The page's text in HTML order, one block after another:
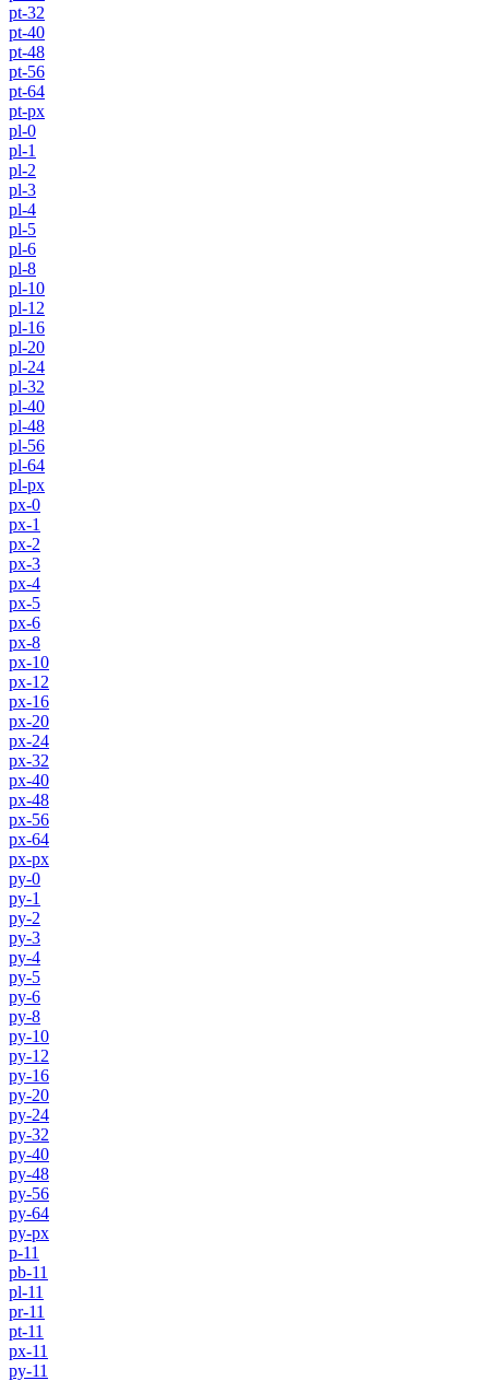
pt-32
pt-40
pt-48
pt-56
pt-64
pt-px
pl-0
pl-1
pl-2
pl-3
pl-4
pl-5
pl-6
pl-8
pl-10
pl-12
pl-16
pl-20
pl-24
pl-32
pl-40
pl-48
pl-56
pl-64
pl-px
px-0
px-1
px-2
px-3
px-4
px-5
px-6
px-8
px-10
px-12
px-16
px-20
px-24
px-32
px-40
px-48
px-56
px-64
px-px
py-0
py-1
py-2
py-3
py-4
py-5
py-6
py-8
py-10
py-12
py-16
py-20
py-24
py-32
py-40
py-48
py-56
py-64
py-px
p-11
pb-11
pl-11
pr-11
pt-11
px-11
py-11